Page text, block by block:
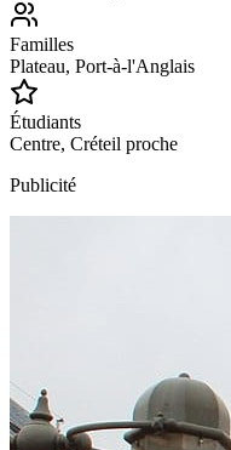
Familles
Plateau, Port-à-l'Anglais
Étudiants
Centre, Créteil proche
Publicité